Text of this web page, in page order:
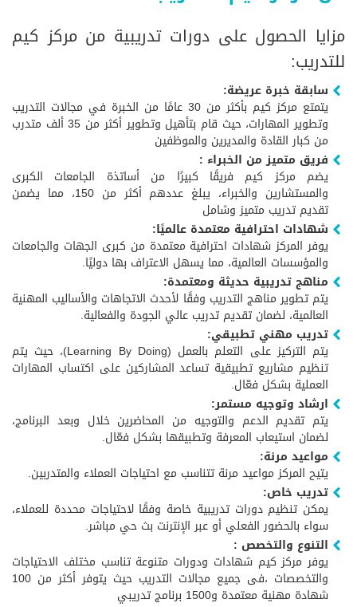
مزايا الحصول على دورات تدريبية من مركز كيم
للتدريب:
سابقة خبرة عريضة:
يتمتع مركز كيم بأكثر من 30 عامًا من الخبرة في مجالات التدريب
وتطوير المهارات، حيث قام بتأهيل وتطوير أكثر من 35 ألف متدرب
من كبار القادة والمديرين والموظفين
فريق متميز من الخبراء :
يضم مركز كيم فريقًا كبيرًا من أساتذة الجامعات الكبرى
والمستشارين والخبراء، يبلغ عددهم أكثر من 150، مما يضمن
تقديم تدريب متميز وشامل
شهادات احترافية معتمدة عالميًا:
يوفر المركز شهادات احترافية معتمدة من كبرى الجهات والجامعات
والمؤسسات العالمية، مما يسهل الاعتراف بها دوليًا.
مناهج تدريبية حديثة ومعتمدة:
يتم تطوير مناهج التدريب وفقًا لأحدث الاتجاهات والأساليب المهنية
العالمية، لضمان تقديم تدريب عالي الجودة والفعالية.
تدريب مهني تطبيقي:
يتم التركيز على التعلم بالعمل (Learning By Doing)، حيث يتم
تنظيم مشاريع تطبيقية تساعد المشاركين على اكتساب المهارات
العملية بشكل فعّال.
ارشاد وتوجيه مستمر:
يتم تقديم الدعم والتوجيه من المحاضرين خلال وبعد البرنامج،
لضمان استيعاب المعرفة وتطبيقها بشكل فعّال.
مواعيد مرنة:
يتيح المركز مواعيد مرنة تتناسب مع احتياجات العملاء والمتدربين.
تدريب خاص:
يمكن تنظيم دورات تدريبية خاصة وفقًا لاحتياجات محددة للعملاء،
سواء بالحضور الفعلي أو عبر الإنترنت بث حي مباشر.
التنوع والتخصص :
يوفر مركز كيم شهادات ودورات متنوعة تناسب مختلف الاحتياجات
والتخصصات ،فى جميع مجالات التدريب حيث يتوفر أكثر من 100
شهادة مهنية معتمدة و1500 برنامج تدريبي